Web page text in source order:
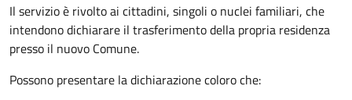
Il servizio è rivolto ai cittadini, singoli o nuclei familiari, che
intendono dichiarare il trasferimento della propria residenza
presso il nuovo Comune.
Possono presentare la dichiarazione coloroche: